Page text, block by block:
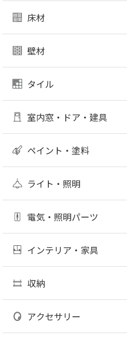
床材
壁材
タイル
室内窓・ドア・建具
ペイント・塗料
ライト・照明
電気・照明パーツ
インテリア・家具
収納
アクセサリー